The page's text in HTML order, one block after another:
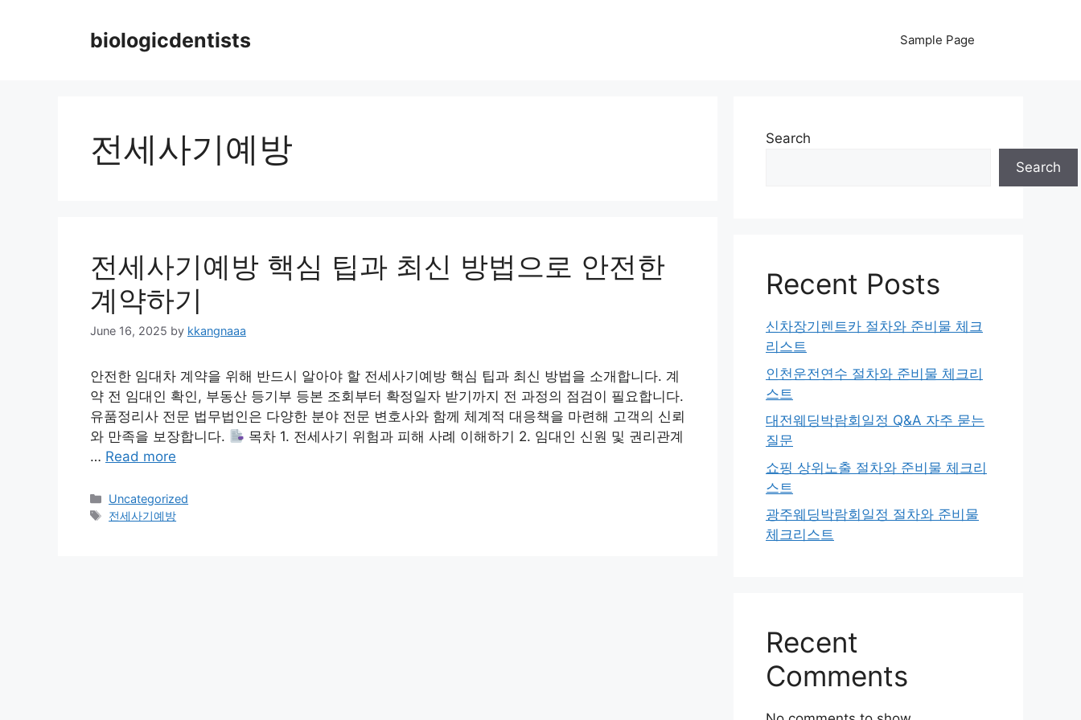
biologicdentists Sample Page
전세사기예방
전세사기예방 핵심 팁과 최신 방법으로 안전한
계약하기
June 16, 2025 by kkangnaaa
안전한 임대차 계약을 위해 반드시 알아야 할 전세사기예방 핵심 팁과 최신 방법을 소개합니다. 계
약 전 임대인 확인, 부동산 등기부 등본 조회부터 확정일자 받기까지 전 과정의 점검이 필요합니다.
유품정리사 전문 법무법인은 다양한 분야 전문 변호사와 함께 체계적 대응책을 마련해 고객의 신뢰
와 만족을 보장합니다.
목차 1. 전세사기 위험과 피해 사례 이해하기 2. 임대인 신원 및 권리관계
… Read more
Categories
Uncategorized
Tags
전세사기예방
Search
Search
Recent Posts
신차장기렌트카 절차와 준비물 체크
리스트
인천운전연수 절차와 준비물 체크리
스트
대전웨딩박람회일정 Q&A 자주 묻는
질문
쇼핑 상위노출 절차와 준비물 체크리
스트
광주웨딩박람회일정 절차와 준비물
체크리스트
Recent
Comments